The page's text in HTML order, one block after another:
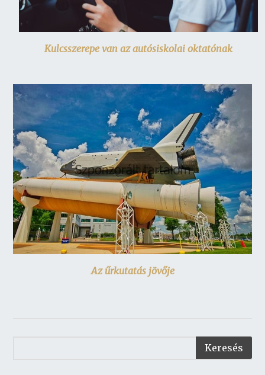
Kulcsszerepe van az autósiskolai oktatónak
Az űrkutatás jövője